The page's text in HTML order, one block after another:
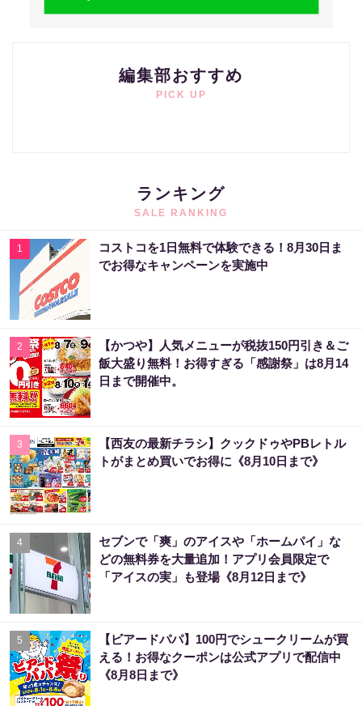
編集部おすすめ
PICK UP
ランキング
SALE RANKING
1
コストコを1日無料で体験できる！8月30日ま
でお得なキャンペーンを実施中
2
【かつや】人気メニューが税抜150円引き＆ご
飯大盛り無料！お得すぎる「感謝祭」は8月14
日まで開催中。
3
【西友の最新チラシ】クックドゥやPBレトル
トがまとめ買いでお得に《8月10日まで》
4
セブンで「爽」のアイスや「ホームパイ」な
どの無料券を大量追加！アプリ会員限定で
「アイスの実」も登場《8月12日まで》
5
【ビアードパパ】100円でシュークリームが買
える！お得なクーポンは公式アプリで配信中
《8月8日まで》